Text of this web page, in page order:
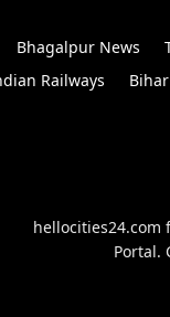
Bhagalpur News
Railways
hellocities24.com
Portal.